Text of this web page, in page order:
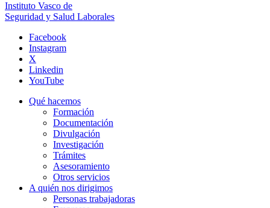
Instituto Vasco de
Seguridad y Salud Laborales
Facebook
Instagram
X
Linkedin
YouTube
Qué hacemos
Formación
Documentación
Divulgación
Investigación
Trámites
Asesoramiento
Otros servicios
A quién nos dirigimos
Personas trabajadoras